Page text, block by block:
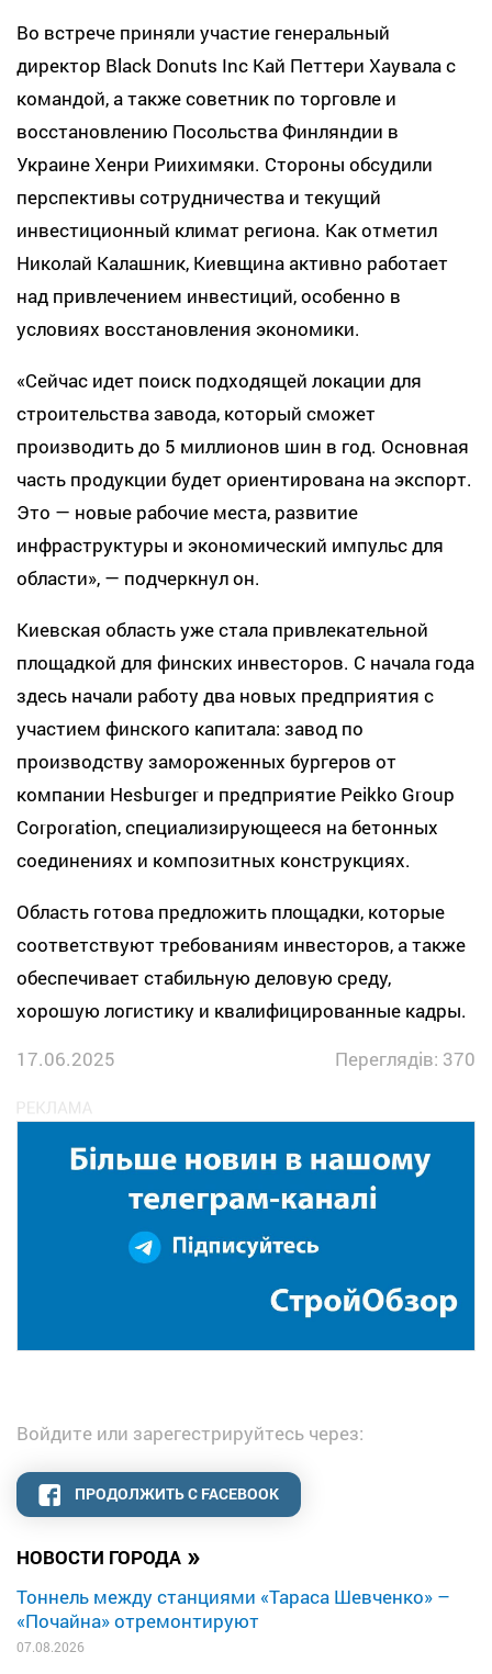
НОВОСТИ ГОРОДА »
Тоннель между станциями «Тараса Шевченко» –
«Почайна» отремонтируют
07.08.2026
Во встрече приняли участие генеральный
директор Black Donuts Inc Кай Петтери Хаувала с
командой, а также советник по торговле и
восстановлению Посольства Финляндии в
Украине Хенри Риихимяки. Стороны обсудили
перспективы сотрудничества и текущий
инвестиционный климат региона. Как отметил
Николай Калашник, Киевщина активно работает
над привлечением инвестиций, особенно в
условиях восстановления экономики.
«Сейчас идет поиск подходящей локации для
строительства завода, который сможет
производить до 5 миллионов шин в год. Основная
часть продукции будет ориентирована на экспорт.
Это — новые рабочие места, развитие
инфраструктуры и экономический импульс для
области», — подчеркнул он.
Киевская область уже стала привлекательной
площадкой для финских инвесторов. С начала года
здесь начали работу два новых предприятия с
участием финского капитала: завод по
производству замороженных бургеров от
компании Hesburger и предприятие Peikko Group
Corporation, специализирующееся на бетонных
соединениях и композитных конструкциях.
Область готова предложить площадки, которые
соответствуют требованиям инвесторов, а также
обеспечивает стабильную деловую среду,
хорошую логистику и квалифицированные кадры.
17.06.2025
Переглядів: 370
Войдите или зарегестрируйтесь через:
ПРОДОЛЖИТЬ С FACEBOOK